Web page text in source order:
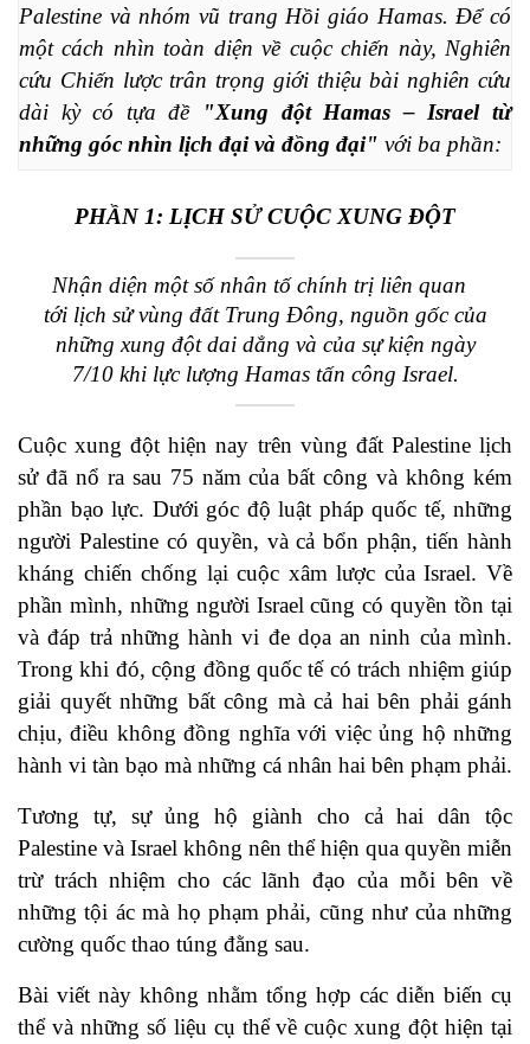
Palestine và nhóm vũ trang Hồi giáo Hamas. Để có
một cách nhìn toàn diện về cuộc chiến này, Nghiên
cứu Chiến lược trân trọng giới thiệu bài nghiên cứu
dài kỳ có tựa đề
"Xung đột Hamas – Israel từ
những góc nhìn lịch đại và đồng đại" với ba phần:
PHẦN 1: LỊCH SỬ CUỘC XUNG ĐỘT
Nhận diện một số nhân tố chính trị liên quan
tới lịch sử vùng đất Trung Đông, nguồn gốc của
những xung đột dai dẳng và của sự kiện ngày
7/10 khi lực lượng Hamas tấn công Israel.
Cuộc xung đột hiện nay trên vùng đất Palestine lịch
sử đã nổ ra sau 75 năm của bất công và không kém
phần bạo lực. Dưới góc độ luật pháp quốc tế, những
người Palestine có quyền, và cả bổn phận, tiến hành
kháng chiến chống lại cuộc xâm lược của Israel. Về
phần mình, những người Israel cũng có quyền tồn tại
và đáp trả những hành vi đe dọa an ninh của mình.
Trong khi đó, cộng đồng quốc tế có trách nhiệm giúp
giải quyết những bất công mà cả hai bên phải gánh
chịu, điều không đồng nghĩa với việc ủng hộ những
hành vi tàn bạo mà những cá nhân hai bên phạm phải.
Tương tự, sự ủng hộ giành cho cả hai dân tộc
Palestine và Israel không nên thể hiện qua quyền miễn
trừ trách nhiệm cho các lãnh đạo của mỗi bên về
những tội ác mà họ phạm phải, cũng như của những
cường quốc thao túng đằng sau.
Bài viết này không nhằm tổng hợp các diễn biến cụ
thể và những số liệu cụ thể về cuộc xung đột hiện tại